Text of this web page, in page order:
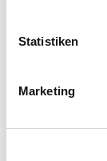
Statistiken
Marketing